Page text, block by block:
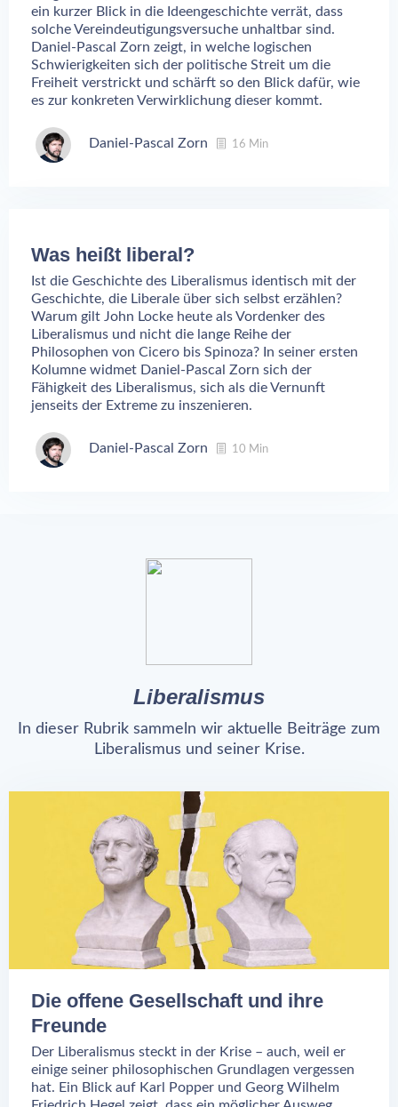
ein kurzer Blick in die Ideengeschichte verrät, dass
solche Vereindeutigungsversuche unhaltbar sind.
Daniel-Pascal Zorn zeigt, in welche logischen
Schwierigkeiten sich der politische Streit um die
Freiheit verstrickt und schärft so den Blick dafür, wie
es zur konkreten Verwirklichung dieser kommt.
Daniel-Pascal Zorn 16 Min
Was heißt liberal?
Ist die Geschichte des Liberalismus identisch mit der
Geschichte, die Liberale über sich selbst erzählen?
Warum gilt John Locke heute als Vordenker des
Liberalismus und nicht die lange Reihe der
Philosophen von Cicero bis Spinoza? In seiner ersten
Kolumne widmet Daniel-Pascal Zorn sich der
Fähigkeit des Liberalismus, sich als die Vernunft
jenseits der Extreme zu inszenieren.
Daniel-Pascal Zorn 10 Min
Liberalismus
In dieser Rubrik sammeln wir aktuelle Beiträge zum
Liberalismus und seiner Krise.
Die offene Gesellschaft und ihre
Freunde
Der Liberalismus steckt in der Krise – auch, weil er
einige seiner philosophischen Grundlagen vergessen
hat. Ein Blick auf Karl Popper und Georg Wilhelm